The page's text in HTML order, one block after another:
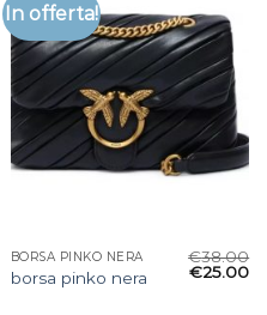
In offerta!
BORSA PINKO NERA
borsa pinko nera
€38.00
€25.00